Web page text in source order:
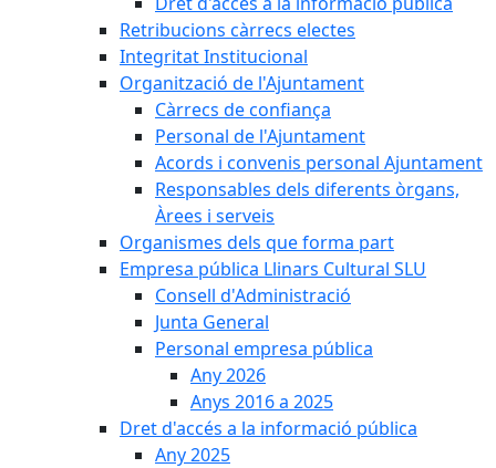
Retribucions càrrecs electes
Integritat Institucional
Organització de l'Ajuntament
Càrrecs de confiança
Personal de l'Ajuntament
Acords i convenis personal Ajuntament
Responsables dels diferents òrgans,
Àrees i serveis
Organismes dels que forma part
Empresa pública Llinars Cultural SLU
Consell d'Administració
Junta General
Personal empresa pública
Any 2026
Anys 2016 a 2025
Dret d'accés a la informació pública
Any 2025